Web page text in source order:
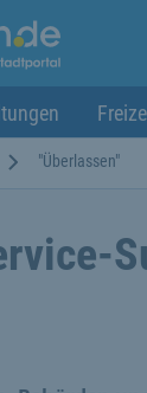
"Überlassen"